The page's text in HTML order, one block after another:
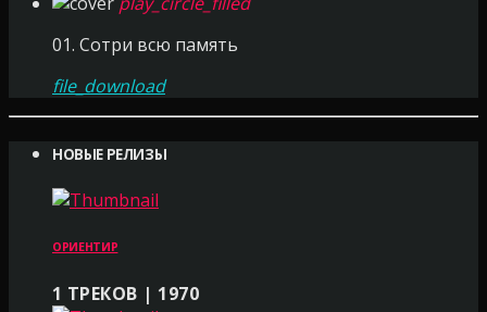
01. Сотри всю память
file_download
НОВЫЕ РЕЛИЗЫ
ОРИЕНТИР
1 ТРЕКОВ | 1970